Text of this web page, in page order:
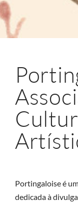
Portingaloise é
dedicada à